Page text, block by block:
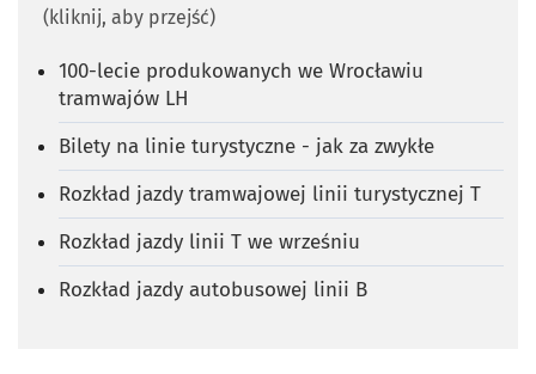
(kliknij, aby przejść)
100-lecie produkowanych we Wrocławiu
tramwajów LH
Bilety na linie turystyczne - jak za zwykłe
Rozkład jazdy tramwajowej linii turystycznej T
Rozkład jazdy linii T we wrześniu
Rozkład jazdy autobusowej linii B